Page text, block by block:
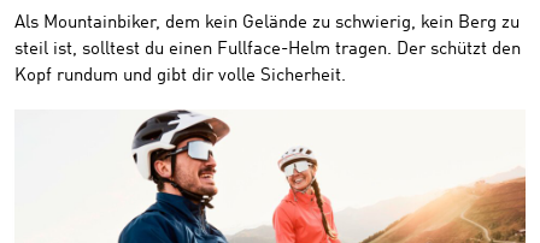
Als Mountainbiker, dem kein Gelände zu schwierig, kein Berg zu
steil ist, solltest du einen Fullface-Helm tragen. Der schützt den
Kopf rundum und gibt dir volle Sicherheit.